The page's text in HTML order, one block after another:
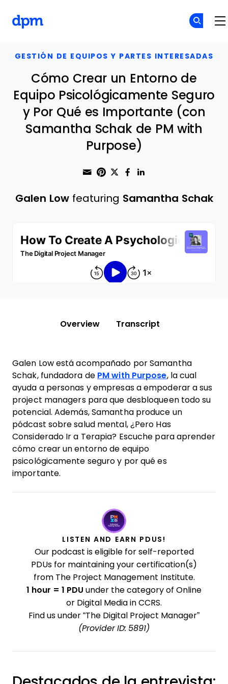
GESTIÓN DE EQUIPOS Y PARTES INTERESADAS
Cómo Crear un Entorno de
Equipo Psicológicamente Seguro
y Por Qué es Importante (con
Samantha Schak de PM with
Purpose)
Share through Email
Print this page
Share on Pinterest
Share on Twitter
Share on
Galen Lowfeaturing Samantha Schak
Overview Transcript
Galen Low está acompañado por Samantha
Schak, fundadora de PM with Purpose, la cual
ayuda a personas y empresas a empoderar a sus
project managers para que desbloqueen todo su
potencial. Además, Samantha produce un
pódcast sobre salud mental, ¿Pero Has
Considerado Ir a Terapia? Escuche para aprender
cómo crear un entorno de equipo
psicológicamente seguro y por qué es
importante.
LISTEN AND EARN PDUS!
Our podcast is eligible for self-reported
PDUs for maintaining your certification(s)
from The Project Management Institute.
1 hour = 1 PDU under the category of Online
or Digital Media in CCRS.
Find us under “The Digital Project Manager”
(Provider ID: 5891)